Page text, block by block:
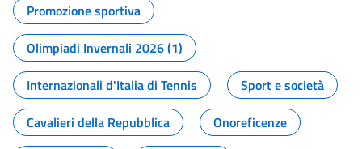
Promozione sportiva
Olimpiadi Invernali 2026 (1)
Internazionali d'Italia di Tennis
Sport e società
Cavalieri della Repubblica
Onoreficenze